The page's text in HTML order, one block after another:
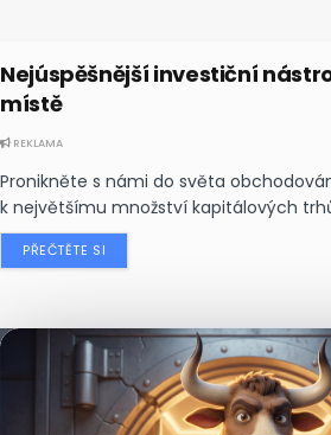
Nejúspěšnější investiční
místě
REKLAMA
Pronikněte s námi do světa
k největšímu množství kapitálových
PŘEČTĚTE SI
Nejčtenějšízprávy